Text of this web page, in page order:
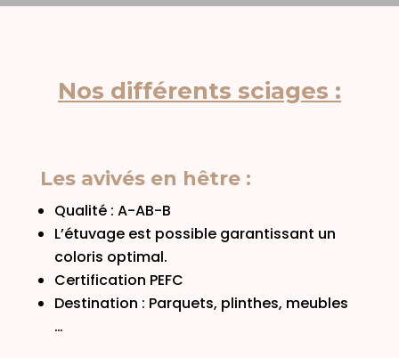
Nos différents sciages :
Les avivés en hêtre :
Qualité : A-AB-B
L’étuvage est possible garantissant un
coloris optimal.
Certification PEFC
Destination : Parquets, plinthes, meubles
…